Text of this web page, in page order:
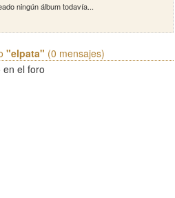
ningún álbum todavía...
"elpata" (0 mensajes)
en el foro